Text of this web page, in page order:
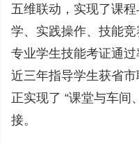
五维联动，实现了课
学、实践操作、技能
专业学生技能考证通过
近三年指导学生获省
正实现了 “课堂与车间
接。